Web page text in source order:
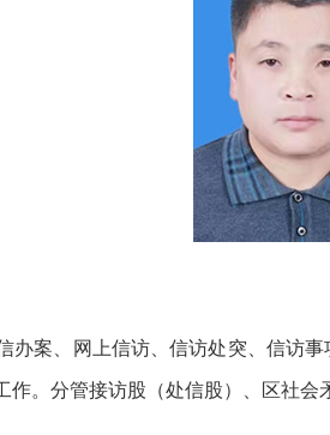
、网上信访、信访处突、信访事
。分管接访股（处信股）、区社会